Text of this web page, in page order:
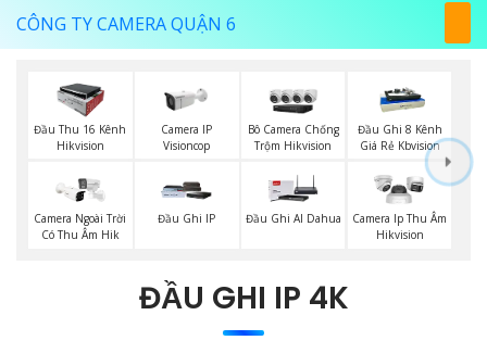
CÔNG TY CAMERA QUẬN 6
Đầu Thu 16 Kênh
Hikvision
Camera IP
Visioncop
Bô Camera Chống
Trộm Hikvision
Đầu Ghi 8 Kênh
Giá Rẻ Kbvision
Camera Ngoài Trời
Có Thu Âm Hik
Đầu Ghi IP Đầu Ghi AI Dahua
Camera Ip Thu Âm
Hikvision
ĐẦU GHI IP 4K